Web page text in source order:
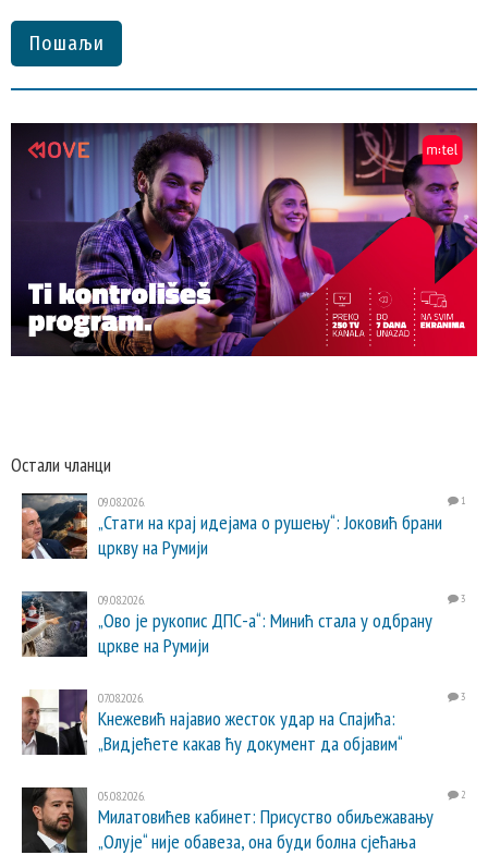
Пошаљи
Остали чланци
09.08.2026. 1
„Стати на крај идејама о рушењу“: Јоковић брани
цркву на Румији
09.08.2026. 3
„Ово је рукопис ДПС-а“: Минић стала у одбрану
цркве на Румији
07.08.2026. 3
Кнежевић најавио жесток удар на Спајића:
„Видјећете какав ћу документ да објавим“
05.08.2026. 2
Милатовићев кабинет: Присуство обиљежавању
„Олује“ није обавеза, она буди болна сјећања